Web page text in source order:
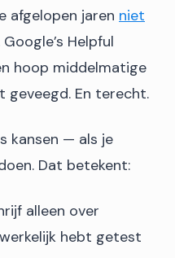
afgelopen jaren niet
Google’s Helpful
hoop middelmatige
geveegd. En terecht.
kansen — als je
Dat betekent:
alleen over
hebt getest